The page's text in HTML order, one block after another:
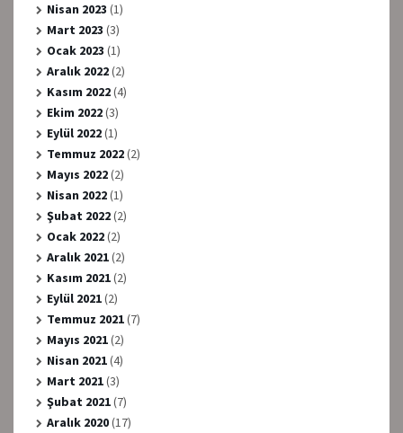
Nisan 2023 (1)
Mart 2023 (3)
Ocak 2023 (1)
Aralık 2022(2)
Kasım 2022(4)
Ekim 2022(3)
Eylül 2022(1)
Temmuz 2022(2)
Mayıs 2022(2)
Nisan 2022(1)
Şubat 2022(2)
Ocak 2022(2)
Aralık 2021(2)
Kasım 2021(2)
Eylül 2021(2)
Temmuz 2021(7)
Mayıs 2021(2)
Nisan 2021(4)
Mart 2021(3)
Şubat 2021(7)
Aralık 2020(17)